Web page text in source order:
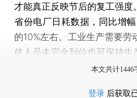
才能真正反映节后的复工强
省份电厂日耗数据，同比增
的10%左右。工业生产需要
使人员未完全到位也可保持生
本文共计1446
登录 后获取